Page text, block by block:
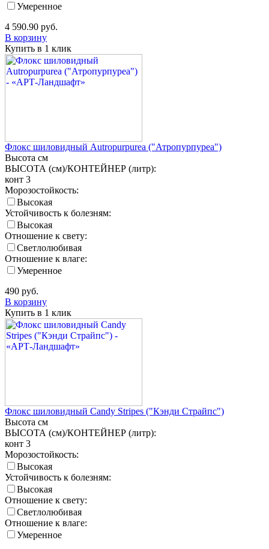
Умеренное
4 590.90 руб.
В корзину
Купить в 1 клик
Флокс шиловидный Autropurpurea ("Атропурпуреа")
Высота см
ВЫСОТА (см)/КОНТЕЙНЕР (литр):
конт 3
Морозостойкость:
Высокая
Устойчивость к болезням:
Высокая
Отношение к свету:
Светлолюбивая
Отношение к влаге:
Умеренное
490 руб.
В корзину
Купить в 1 клик
Флокс шиловидный Candy Stripes ("Кэнди Страйпс")
Высота см
ВЫСОТА (см)/КОНТЕЙНЕР (литр):
конт 3
Морозостойкость:
Высокая
Устойчивость к болезням:
Высокая
Отношение к свету:
Светлолюбивая
Отношение к влаге:
Умеренное